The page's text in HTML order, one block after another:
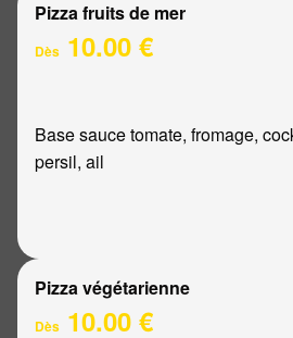
Pizza fruits de mer
Dès 10.00 €
Base sauce tomate, fromage,
persil, ail
Pizza végétarienne
Dès 10.00 €